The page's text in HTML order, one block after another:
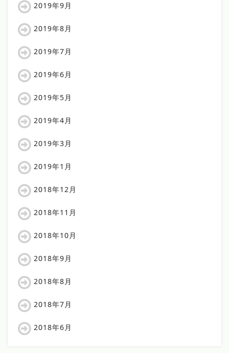
2019年9月
2019年8月
2019年7月
2019年6月
2019年5月
2019年4月
2019年3月
2019年1月
2018年12月
2018年11月
2018年10月
2018年9月
2018年8月
2018年7月
2018年6月